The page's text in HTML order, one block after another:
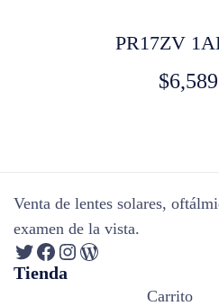
PR17ZV
$
Venta de lentes solares,
examen de la vista.
Tienda
Carrito